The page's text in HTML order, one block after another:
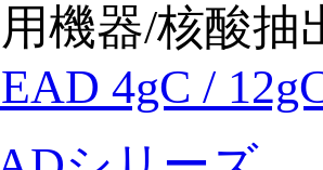
機器/核酸抽
4gC /